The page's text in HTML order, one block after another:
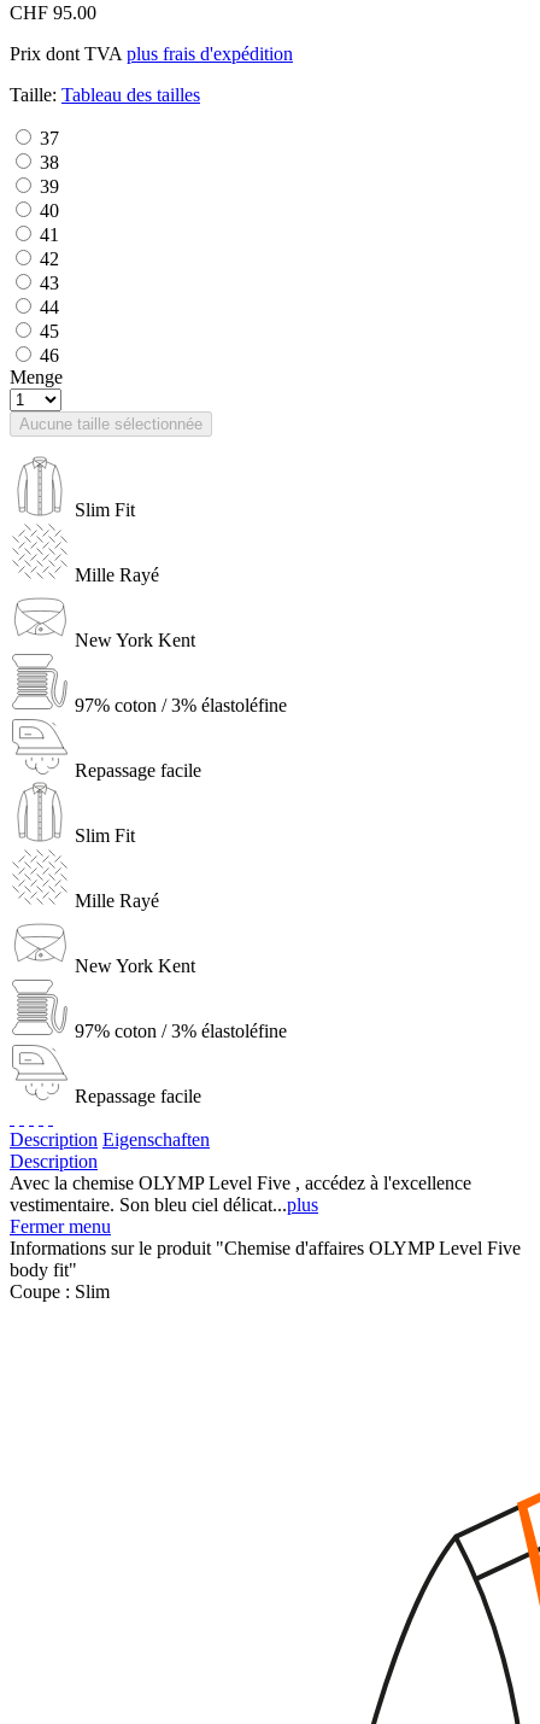
CHF 95.00
Prix dont TVA plus frais d'expédition
Taille: Tableau des tailles
37
38
39
40
41
42
43
44
45
46
Menge
Aucune taille sélectionnée
Slim Fit
Mille Rayé
New York Kent
97% coton / 3% élastoléfine
Repassage facile
Slim Fit
Mille Rayé
New York Kent
97% coton / 3% élastoléfine
Repassage facile
Description Eigenschaften
Description
Avec la chemise OLYMP Level Five , accédez à l'excellence
vestimentaire. Son bleu ciel délicat...plus
Fermer menu
Informations sur le produit "Chemise d'affaires OLYMP Level Five
body fit"
Coupe : Slim